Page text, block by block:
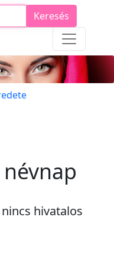
Keresés
nincs hivatalos